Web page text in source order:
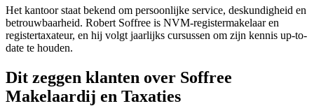
Het kantoor staat bekend om persoonlijke service, deskundigheid en
betrouwbaarheid. Robert Soffree is NVM-registermakelaar en
registertaxateur, en hij volgt jaarlijks cursussen om zijn kennis up-to-
date te houden.
Dit zeggen klanten over Soffree
Makelaardij en Taxaties